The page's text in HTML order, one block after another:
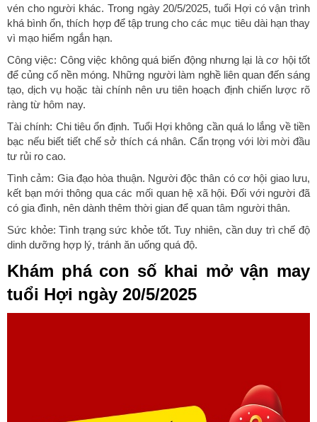
vén cho người khác. Trong ngày 20/5/2025, tuổi Hợi có vận trình
khá bình ổn, thích hợp để tập trung cho các mục tiêu dài hạn thay
vì mạo hiểm ngắn hạn.
Công việc: Công việc không quá biến động nhưng lại là cơ hội tốt
để củng cố nền móng. Những người làm nghề liên quan đến sáng
tạo, dịch vụ hoặc tài chính nên ưu tiên hoạch định chiến lược rõ
ràng từ hôm nay.
Tài chính: Chi tiêu ổn định. Tuổi Hợi không cần quá lo lắng về tiền
bạc nếu biết tiết chế sở thích cá nhân. Cẩn trọng với lời mời đầu
tư rủi ro cao.
Tình cảm: Gia đạo hòa thuận. Người độc thân có cơ hội giao lưu,
kết bạn mới thông qua các mối quan hệ xã hội. Đối với người đã
có gia đình, nên dành thêm thời gian để quan tâm người thân.
Sức khỏe: Tình trạng sức khỏe tốt. Tuy nhiên, cần duy trì chế độ
dinh dưỡng hợp lý, tránh ăn uống quá độ.
Khám phá con số khai mở vận may
tuổi Hợi ngày 20/5/2025